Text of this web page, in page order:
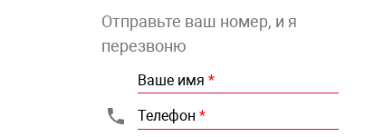
Отправьте ваш номер, и я
перезвоню
Ваше имя *
Телефон *